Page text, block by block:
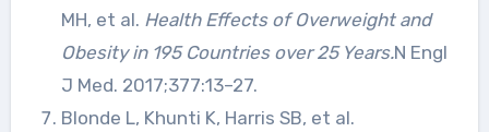
MH, et al. Health Effects of Overweight and
Obesity in 195 Countries over 25 Years.N Engl
J Med. 2017;377:13–27.
Blonde L, Khunti K, Harris SB, et al.